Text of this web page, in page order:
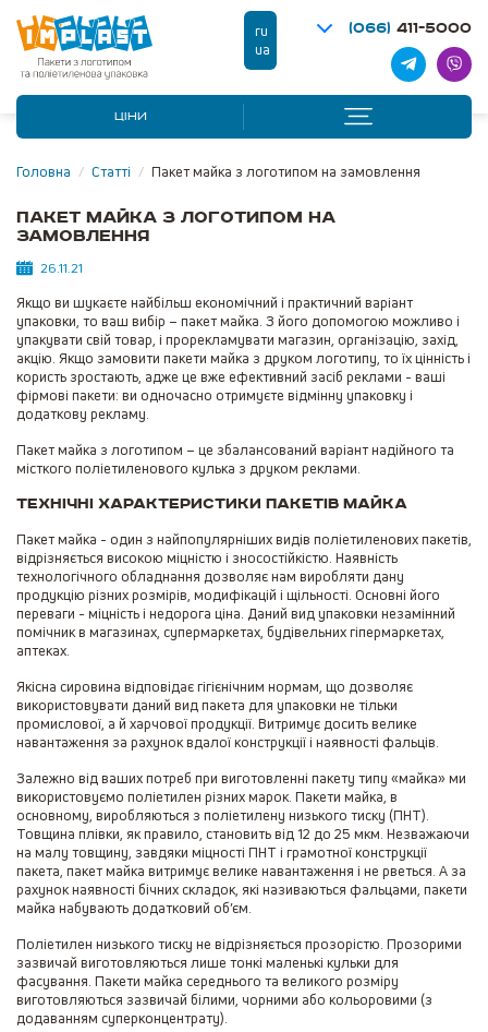
ru
ua
(066) 411-5000
ЦІНИ
Головна / Статті / Пакет майка з логотипом на замовлення
Пакет майка з логотипом на
замовлення
26.11.21
Якщо ви шукаєте найбільш економічний і практичний варіант
упаковки, то ваш вибір – пакет майка. З його допомогою можливо і
упакувати свій товар, і прорекламувати магазин, організацію, захід,
акцію. Якщо замовити пакети майка з друком логотипу, то їх цінність і
користь зростають, адже це вже ефективний засіб реклами - ваші
фірмові пакети: ви одночасно отримуєте відмінну упаковку і
додаткову рекламу.
Пакет майка з логотипом – це збалансований варіант надійного та
місткого поліетиленового кулька з друком реклами.
Технічні характеристики пакетів майка
Пакет майка - один з найпопулярніших видів поліетиленових пакетів,
відрізняється високою міцністю і зносостійкістю. Наявність
технологічного обладнання дозволяє нам виробляти дану
продукцію різних розмірів, модифікацій і щільності. Основні його
переваги - міцність і недорога ціна. Даний вид упаковки незамінний
помічник в магазинах, супермаркетах, будівельних гіпермаркетах,
аптеках.
Якісна сировина відповідає гігієнічним нормам, що дозволяє
використовувати даний вид пакета для упаковки не тільки
промислової, а й харчової продукції. Витримує досить велике
навантаження за рахунок вдалої конструкції і наявності фальців.
Залежно від ваших потреб при виготовленні пакету типу «майка» ми
використовуємо поліетилен різних марок. Пакети майка, в
основному, виробляються з поліетилену низького тиску (ПНТ).
Товщина плівки, як правило, становить від 12 до 25 мкм. Незважаючи
на малу товщину, завдяки міцності ПНТ і грамотної конструкції
пакета, пакет майка витримує велике навантаження і не рветься. А за
рахунок наявності бічних складок, які називаються фальцами, пакети
майка набувають додатковий об’єм.
Поліетилен низького тиску не відрізняється прозорістю. Прозорими
зазвичай виготовляються лише тонкі маленькі кульки для
фасування. Пакети майка середнього та великого розміру
виготовляються зазвичай білими, чорними або кольоровими (з
додаванням суперконцентрату).